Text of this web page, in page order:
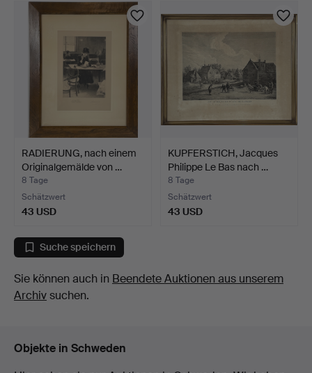
RADIERUNG, nach einem
Originalgemälde von …
8 Tage
Schätzwert
43 USD
KUPFERSTICH, Jacques
Philippe Le Bas nach …
8 Tage
Schätzwert
43 USD
Suche speichern
Sie können auch in Beendete Auktionen aus unserem
Archivsuchen.
Objekte in Schweden